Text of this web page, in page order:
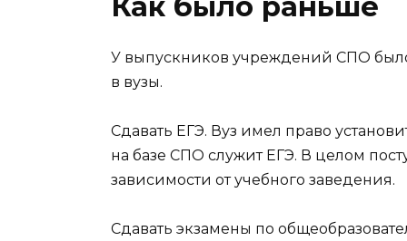
У выпускников учреждений СПО
в вузы.
Сдавать ЕГЭ. Вуз имел право
на базе СПО служит ЕГЭ. В целом
зависимости от учебного заведения.
Сдавать экзамены по